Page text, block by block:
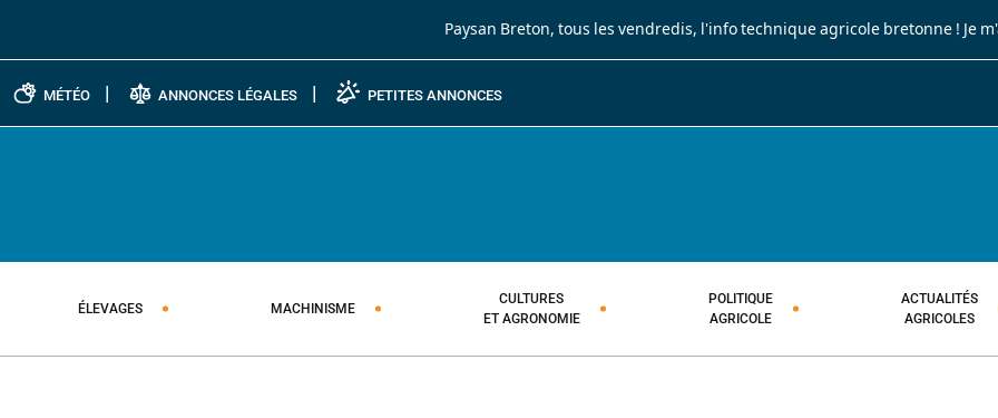
Paysan Breton, tous les vendredis, l'info technique agricole bretonne ! Je
MÉTÉO ANNONCES LÉGALES PETITES ANNONCES
ÉLEVAGES MACHINISME
CULTURES
ET AGRONOMIE
POLITIQUE
AGRICOLE
ACTUALITÉS
AGRICOLES